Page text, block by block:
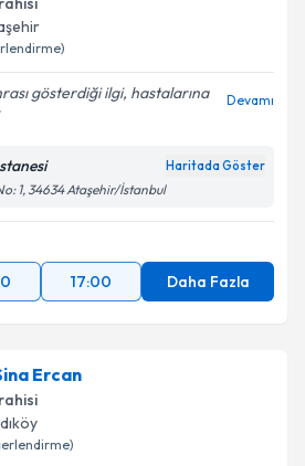
işlenmesine ilişkin
kabul ediyorum.
Talebini Gönder
gösterdiği ilgi, hastalarına
Devamı
Haritada Göster
1, 34634 Ataşehir/İstanbul
17:00 Daha Fazla
Ercan